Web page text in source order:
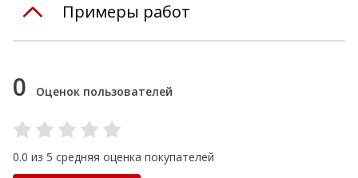
Примеры работ
0 Оценок пользователей
0.0 из 5 средняя оценка покупателей